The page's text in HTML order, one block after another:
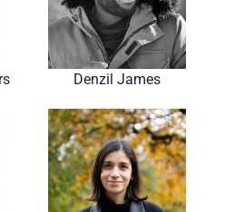
Denzil James